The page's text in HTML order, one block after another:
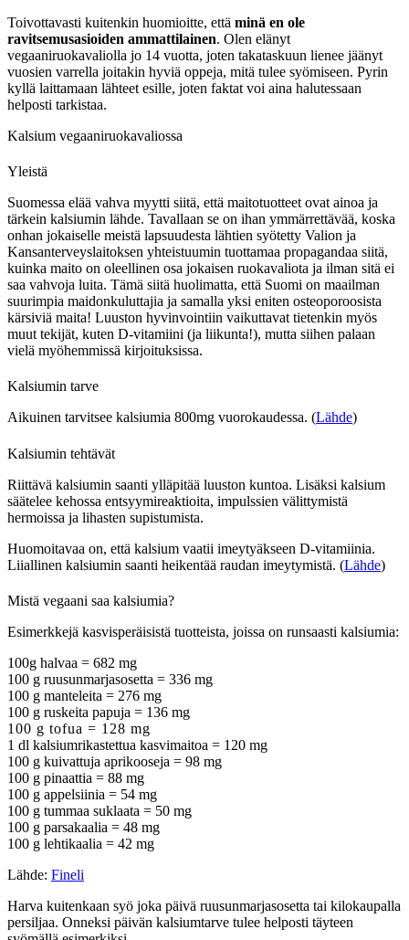
Toivottavasti kuitenkin huomioitte, että minä en ole
ravitsemusasioiden ammattilainen. Olen elänyt
vegaaniruokavaliolla jo 14 vuotta, joten takataskuun lienee jäänyt
vuosien varrella joitakin hyviä oppeja, mitä tulee syömiseen. Pyrin
kyllä laittamaan lähteet esille, joten faktat voi aina halutessaan
helposti tarkistaa.
Kalsium vegaaniruokavaliossa
Yleistä
Suomessa elää vahva myytti siitä, että maitotuotteet ovat ainoa ja
tärkein kalsiumin lähde. Tavallaan se on ihan ymmärrettävää, koska
onhan jokaiselle meistä lapsuudesta lähtien syötetty Valion ja
Kansanterveyslaitoksen yhteistuumin tuottamaa propagandaa siitä,
kuinka maito on oleellinen osa jokaisen ruokavaliota ja ilman sitä ei
saa vahvoja luita. Tämä siitä huolimatta, että Suomi on maailman
suurimpia maidonkuluttajia ja samalla yksi eniten osteoporoosista
kärsiviä maita! Luuston hyvinvointiin vaikuttavat tietenkin myös
muut tekijät, kuten D-vitamiini (ja liikunta!), mutta siihen palaan
vielä myöhemmissä kirjoituksissa.
Kalsiumin tarve
Aikuinen tarvitsee kalsiumia 800mg vuorokaudessa. (Lähde)
Kalsiumin tehtävät
Riittävä kalsiumin saanti ylläpitää luuston kuntoa. Lisäksi kalsium
säätelee kehossa entsyymireaktioita, impulssien välittymistä
hermoissa ja lihasten supistumista.
Huomoitavaa on, että kalsium vaatii imeytyäkseen D-vitamiinia.
Liiallinen kalsiumin saanti heikentää raudan imeytymistä. (Lähde)
Mistä vegaani saa kalsiumia?
Esimerkkejä kasvisperäisistä tuotteista, joissa on runsaasti kalsiumia:
100g halvaa = 682 mg
100 g ruusunmarjasosetta = 336 mg
100 g manteleita = 276 mg
100 g ruskeita papuja = 136 mg
100 g tofua = 128 mg
1 dl kalsiumrikastettua kasvimaitoa = 120 mg
100 g kuivattuja aprikooseja = 98 mg
100 g pinaattia = 88 mg
100 g appelsiinia = 54 mg
100 g tummaa suklaata = 50 mg
100 g parsakaalia = 48 mg
100 g lehtikaalia = 42 mg
Lähde: Fineli
Harva kuitenkaan syö joka päivä ruusunmarjasosetta tai kilokaupalla
persiljaa. Onneksi päivän kalsiumtarve tulee helposti täyteen